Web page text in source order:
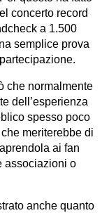
concerto record
a 1.500
semplice prova
che normalmente
dell’esperienza
spesso poco
meriterebbe di
ai fan
associazioni o
anche quanto